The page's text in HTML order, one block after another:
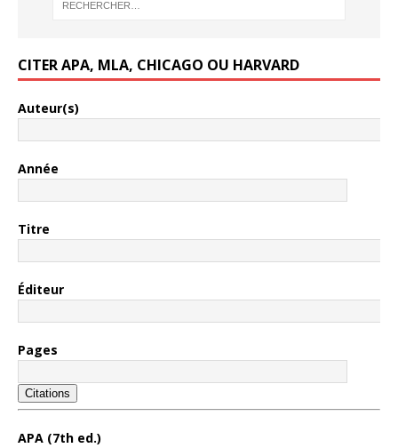
CITER APA, MLA, CHICAGO OU HARVARD
Auteur(s)
Année
Titre
Éditeur
Pages
Citations
APA (7th ed.)